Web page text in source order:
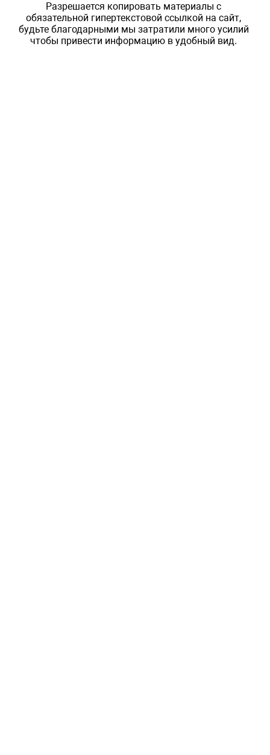
Разрешается копировать материалы с
обязательной гипертекстовой ссылкой на сайт,
будьте благодарными мы затратили много усилий
чтобы привести информацию в удобный вид.